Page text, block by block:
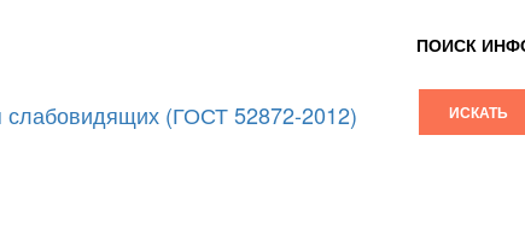
(ГОСТ 52872-2012)
ПОИСК